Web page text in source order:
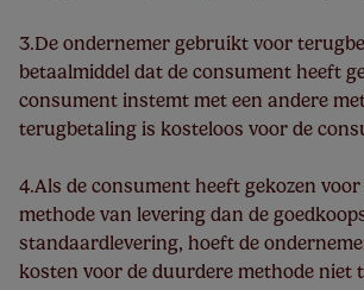
3.De ondernemer gebruikt voor
betaalmiddel dat de consument heeft
consument instemt met een andere
terugbetaling is kosteloos voor de
4.Als de consument heeft gekozen
methode van levering dan de
standaardlevering, hoeft de
kosten voor de duurdere methode niet